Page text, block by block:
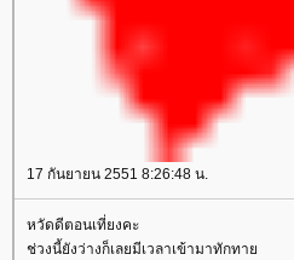
17 กันยายน 2551 8:26:48 น.
หวัดดีตอนเที่ยงคะ
ช่วงนี้ยังว่างก็เลยมีเวลาเข้ามาทักทา